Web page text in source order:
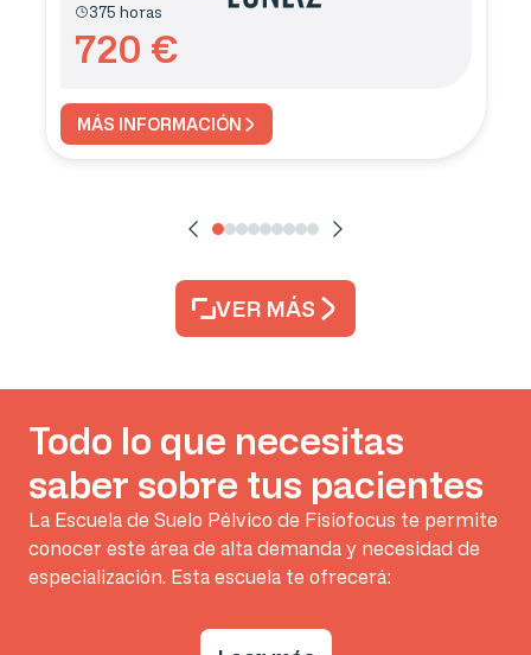
375 horas
720 €
MÁS INFORMACIÓN
VER MÁS
Todo lo que necesitas
saber sobre tus pacientes
La Escuela de Suelo Pélvico de Fisiofocus te permite
conocer este área de alta demanda y necesidad de
especialización. Esta escuela te ofrecerá: